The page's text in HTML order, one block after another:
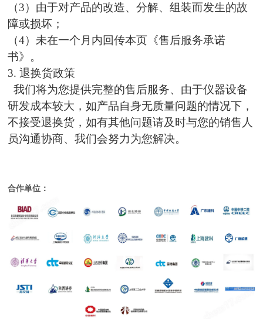
（3）由于对产品的改造、分解、组装而发生的故
障或损坏；
（4）未在一个月内回传本页《售后服务承诺
书》。
3. 退换货政策
我们将为您提供完整的售后服务、由于仪器设备
研发成本较大，如产品自身无质量问题的情况下，
不接受退换货，如有其他问题请及时与您的销售人
员沟通协商、我们会努力为您解决。
合作单位：